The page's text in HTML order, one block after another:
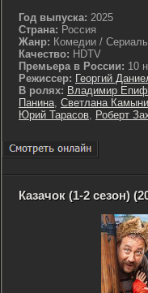
Год выпуска: 2025
Страна: Россия
Жанр: Комедии /
Качество: HDTV
Премьера в России: 10
Режиссер: Георгий
В ролях: Владимир
Панина, Светлана
Юрий Тарасов, Роберт
Казачок (1-2 сезон)